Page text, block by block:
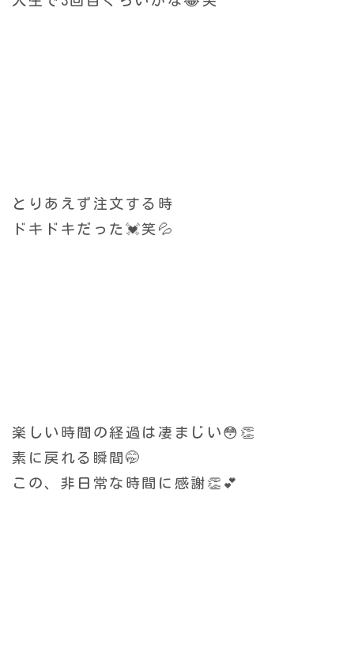
とりあえず注文する時
ドキドキだった💓笑💦
楽しい時間の経過は凄まじい😳👏
素に戻れる瞬間🤭
この、非日常な時間に感謝👏💕